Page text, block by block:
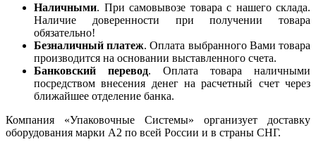
Наличными. При самовывозе товара с нашего склада.
Наличие доверенности при получении товара
обязательно!
Безналичный платеж. Оплата выбранного Вами товара
производится на основании выставленного счета.
Банковский перевод. Оплата товара наличными
посредством внесения денег на расчетный счет через
ближайшее отделение банка.
Компания «Упаковочные Системы» организует доставку
оборудования марки А2 по всей России и в страны СНГ.